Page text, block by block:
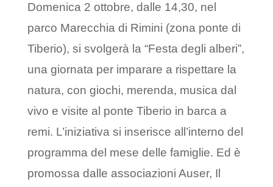
Domenica 2 ottobre, dalle 14,30, nel
parco Marecchia di Rimini (zona ponte di
Tiberio), si svolgerà la “Festa degli alberi”,
una giornata per imparare a rispettare la
natura, con giochi, merenda, musica dal
vivo e visite al ponte Tiberio in barca a
remi. L’iniziativa si inserisce all’interno del
programma del mese delle famiglie. Ed è
promossa dalle associazioni Auser, Il